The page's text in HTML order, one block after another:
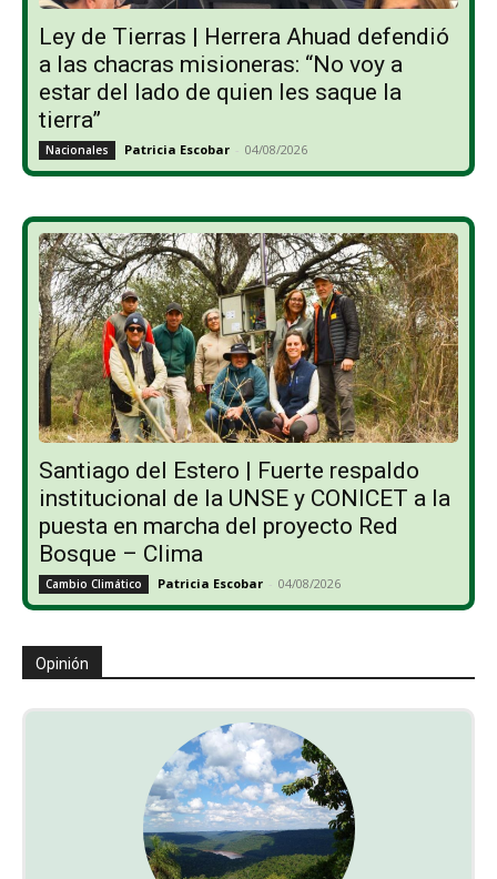
Ley de Tierras | Herrera Ahuad defendió
a las chacras misioneras: “No voy a
estar del lado de quien les saque la
tierra”
Nacionales Patricia Escobar - 04/08/2026
Santiago del Estero | Fuerte respaldo
institucional de la UNSE y CONICET a la
puesta en marcha del proyecto Red
Bosque – Clima
Cambio Climático Patricia Escobar - 04/08/2026
Opinión